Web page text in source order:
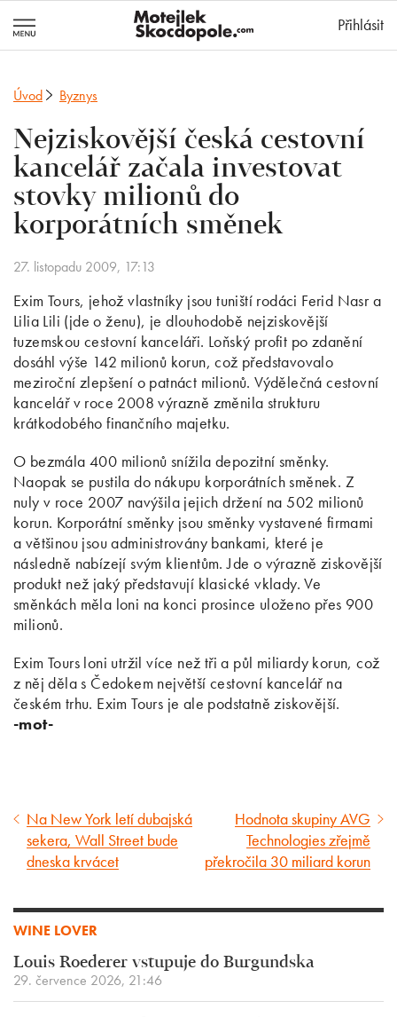
Přihlásit
Úvod Byznys
Nejziskovější česká cestovní
kancelář začala investovat
stovky milionů do
korporátních směnek
27. listopadu 2009, 17:13
Exim Tours, jehož vlastníky jsou tuniští rodáci Ferid Nasr a
Lilia Lili (jde o ženu), je dlouhodobě nejziskovější
tuzemskou cestovní kanceláři. Loňský profit po zdanění
dosáhl výše 142 milionů korun, což představovalo
meziroční zlepšení o patnáct milionů. Výdělečná cestovní
kancelář v roce 2008 výrazně změnila strukturu
krátkodobého finančního majetku.
O bezmála 400 milionů snížila depozitní směnky.
Naopak se pustila do nákupu korporátních směnek. Z
nuly v roce 2007 navýšila jejich držení na 502 milionů
korun. Korporátní směnky jsou směnky vystavené firmami
a většinou jsou administrovány bankami, které je
následně nabízejí svým klientům. Jde o výrazně ziskovější
produkt než jaký představují klasické vklady. Ve
směnkách měla loni na konci prosince uloženo přes 900
milionů.
Exim Tours loni utržil více než tři a půl miliardy korun, což
z něj děla s Čedokem největší cestovní kancelář na
českém trhu. Exim Tours je ale podstatně ziskovější.
-mot-
Předcházející
článek
Na New York letí dubajská
sekera, Wall Street bude
dneska krvácet
Následující
článek
Hodnota skupiny AVG
Technologies zřejmě
překročila 30 miliard korun
WINE LOVER
Louis Roederer vstupuje do Burgundska
29. července 2026, 21:46